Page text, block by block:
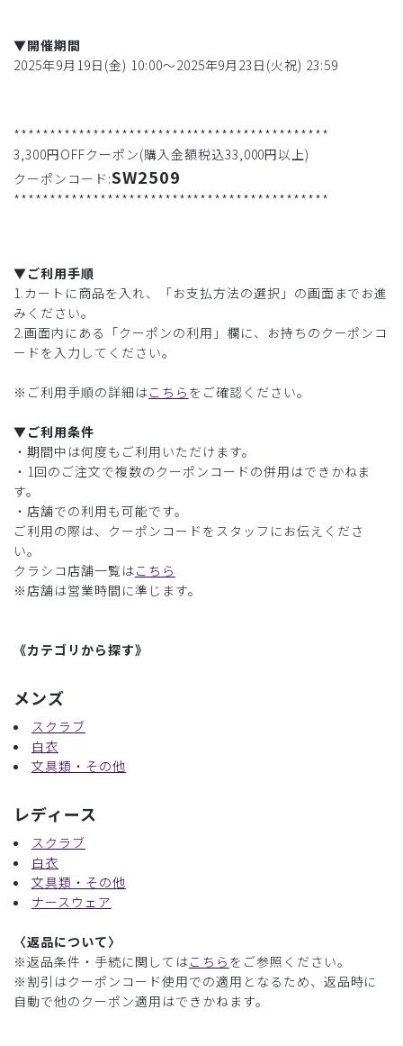
▼開催期間
2025年9月19日(金) 10:00〜2025年9月23日(火祝) 23:59
********************************************
3,300円OFFクーポン(購入金額税込33,000円以上)
クーポンコード:SW2509
********************************************
▼ご利用手順
1.カートに商品を入れ、「お支払方法の選択」の画面までお進
みください。
2.画面内にある「クーポンの利用」欄に、お持ちのクーポンコ
ードを入力してください。
※ご利用手順の詳細はこちら をご確認ください。
▼ご利用条件
・期間中は何度もご利用いただけます。
・1回のご注文で複数のクーポンコードの併用はできかねま
す。
・店舗での利用も可能です。
ご利用の際は、クーポンコードをスタッフにお伝えくださ
い。
クラシコ店舗一覧はこちら
※店舗は営業時間に準じます。
《カテゴリから探す》
メンズ
スクラブ
白衣
文具類・その他
レディース
スクラブ
白衣
文具類・その他
ナースウェア
〈返品について〉
※返品条件・手続に関してはこちら をご参照ください。
※割引はクーポンコード使用での適用となるため、返品時に
自動で他のクーポン適用はできかねます。